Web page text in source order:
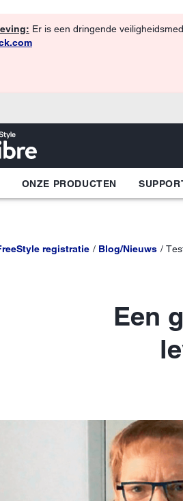
Er is een dringende
ONZE PRODUCTEN
registratie Blog/Nieuws
Een